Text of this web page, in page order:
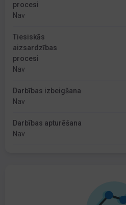
procesi
Nav
Tiesiskās
aizsardzības
procesi
Nav
Darbības izbeigšana
Nav
Darbības apturēšana
Nav